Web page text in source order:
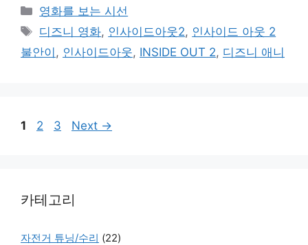
Categories
영화를 보는 시선
Tags
디즈니 영화, 인사이드아웃2, 인사이드 아웃 2
불안이 , 인사이드아웃, INSIDE OUT 2, 디즈니 애니
Page
1 Page
2 Page
3 Next →
카테고리
자전거 튜닝/수리 (22)